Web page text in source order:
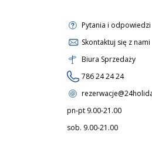
Pytania i odpowiedzi
Skontaktuj się z nami
Biura Sprzedaży
786 24 24 24
pn-pt 9.00-21.00
sob. 9.00-21.00